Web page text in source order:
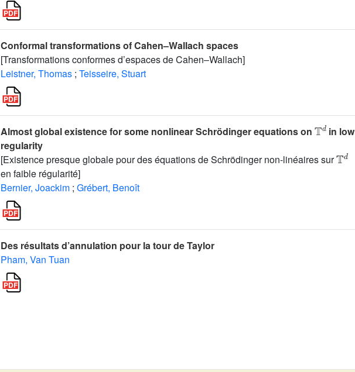
Conformal transformations of Cahen–Wallach spaces
[Transformations conformes d’espaces de Cahen–Wallach]
Leistner, Thomas ; Teisseire, Stuart
Almost global existence for some nonlinear Schrödinger equations on
d
in low
regularity
[Existence presque globale pour des équations de Schrödinger non-linéaires sur
d
en faible régularité]
Bernier, Joackim ; Grébert, Benoît
Des résultats d’annulation pour la tour de Taylor
Pham, Van Tuan